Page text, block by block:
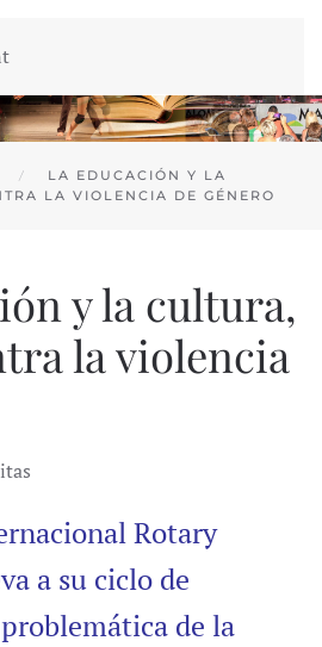
LA EDUCACIÓN Y LA
LA VIOLENCIA DE GÉNERO
y la cultura,
la violencia
Rotary
a su ciclo de
de la